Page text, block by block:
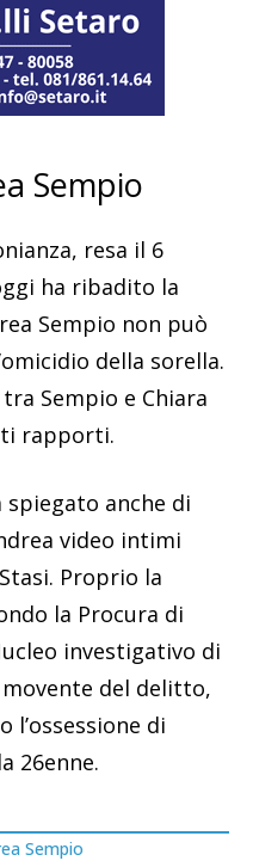
Sempio
resa il 6
ha ribadito la
Sempio non può
della sorella.
Sempio e Chiara
rapporti.
anche di
video intimi
Proprio la
la Procura di
investigativo di
del delitto,
l’ossessione di
26enne.
Sempio